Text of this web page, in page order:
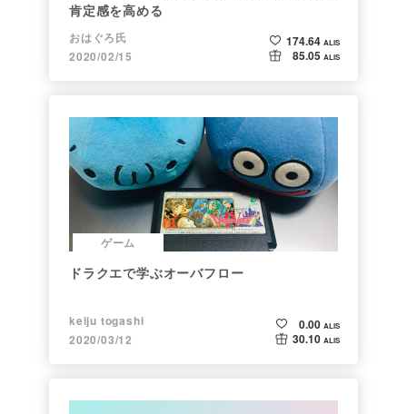
肯定感を高める
おはぐろ氏
2020/02/15
174.64 ALIS
85.05 ALIS
ゲーム
ドラクエで学ぶオーバフロー
keiju togashi
2020/03/12
0.00 ALIS
30.10 ALIS